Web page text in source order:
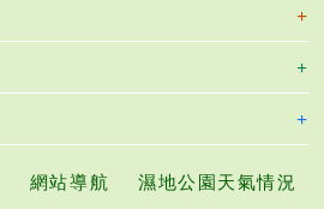
網站導航 濕地公園天氣情況